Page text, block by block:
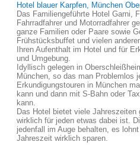
Hotel blauer Karpfen, München
Das Familiengeführte Hotel Garni,
Fahrradfahrer und Motorradfahrer
ganze Familien oder Paare sowie
Frühstücksbuffet und vielen
Ihren Aufenthalt im Hotel und für
und Umgebung.
Idyllisch gelegen in
München, so das man Problemlos
Erkundigungstouren in München
kann und dann mit S-Bahn oder
kann.
Das Hotel bietet viele Jahreszeiten
wirklich für jeden etwas dabei ist.
jedenfall im Auge behalten, es
Jahreszeit wirklich sparen.